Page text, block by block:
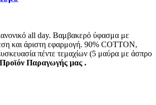
all day. Βαμβακερό ύφασμα με
και άριστη εφαρμογή. 90% COTTON,
πέντε τεμαχίων (5 μαύρα με άσπρο
Παραγωγής μας .